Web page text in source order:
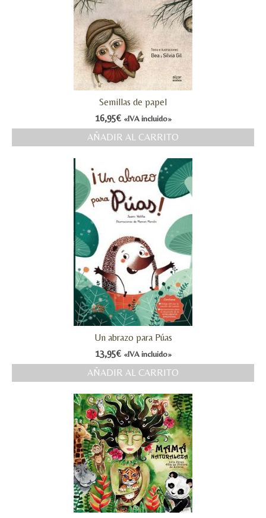
Semillas de papel
16,95€ «IVA incluido»
AÑADIR AL CARRITO
Un abrazo para Púas
13,95€ «IVA incluido»
AÑADIR AL CARRITO